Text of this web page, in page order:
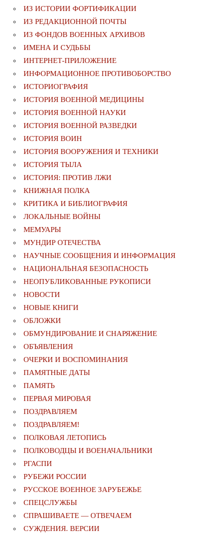
ИЗ ИСТОРИИ ФОРТИФИКАЦИИ
ИЗ РЕДАКЦИОННОЙ ПОЧТЫ
ИЗ ФОНДОВ ВОЕННЫХ АРХИВОВ
ИМЕНА И СУДЬБЫ
ИНТЕРНЕТ-ПРИЛОЖЕНИЕ
ИНФОРМАЦИОННОЕ ПРОТИВОБОРСТВО
ИСТОРИОГРАФИЯ
ИСТОРИЯ ВОЕННОЙ МЕДИЦИНЫ
ИСТОРИЯ ВОЕННОЙ НАУКИ
ИСТОРИЯ ВОЕННОЙ РАЗВЕДКИ
ИСТОРИЯ ВОИН
ИСТОРИЯ ВООРУЖЕНИЯ И ТЕХНИКИ
ИСТОРИЯ ТЫЛА
ИСТОРИЯ: ПРОТИВ ЛЖИ
КНИЖНАЯ ПОЛКА
КРИТИКА И БИБЛИОГРАФИЯ
ЛОКАЛЬНЫЕ ВОЙНЫ
МЕМУАРЫ
МУНДИР ОТЕЧЕСТВА
НАУЧНЫЕ СООБЩЕНИЯ И ИНФОРМАЦИЯ
НАЦИОНАЛЬНАЯ БЕЗОПАСНОСТЬ
НЕОПУБЛИКОВАННЫЕ РУКОПИСИ
НОВОСТИ
НОВЫЕ КНИГИ
ОБЛОЖКИ
ОБМУНДИРОВАНИЕ И СНАРЯЖЕНИЕ
ОБЪЯВЛЕНИЯ
ОЧЕРКИ И ВОСПОМИНАНИЯ
ПАМЯТНЫЕ ДАТЫ
ПАМЯТЬ
ПЕРВАЯ МИРОВАЯ
ПОЗДРАВЛЯЕМ
ПОЗДРАВЛЯЕМ!
ПОЛКОВАЯ ЛЕТОПИСЬ
ПОЛКОВОДЦЫ И ВОЕНАЧАЛЬНИКИ
РГАСПИ
РУБЕЖИ РОССИИ
РУССКОЕ ВОЕННОЕ ЗАРУБЕЖЬЕ
СПЕЦСЛУЖБЫ
СПРАШИВАЕТЕ — ОТВЕЧАЕМ
СУЖДЕНИЯ. ВЕРСИИ